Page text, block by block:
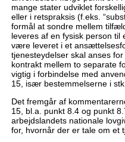
mange stater udviklet
eller i retspraksis (f.eks.
formål at sondre mellem
leveres af en fysisk person til
være leveret i et
tjenesteydelser skal anses
kontrakt mellem to separate
vigtig i forbindelse med
15, især bestemmelserne i
Det fremgår af
15, bl.a. punkt 8.4 og punkt
arbejdslandets nationale
for, hvornår der er tale om et